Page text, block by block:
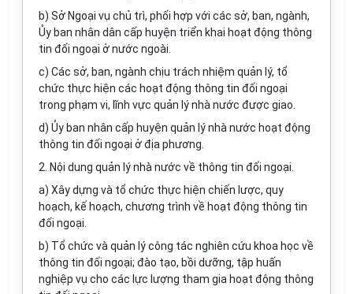
b) Sở Ngoại vụ chủ trì, phối hợp với các sở, ban, ngành,
Ủy ban nhân dân cấp huyện triển khai hoạt động thông
tin đối ngoại ở nước ngoài.
c) Các sở, ban, ngành chịu trách nhiệm quản lý, tổ
chức thực hiện các hoạt động thông tin đối ngoại
trong phạm vi, lĩnh vực quản lýnhà nước được giao.
d) Ủy ban nhân cấp huyện quản lý nhà nước hoạt động
thông tin đối ngoại ở địa phương.
2. Nội dung quản lý nhà nước về thông tin đối ngoại.
a) Xây dựng và tổ chức thực hiện chiến lược, quy
hoạch, kế hoạch, chương trình về hoạt động thông tin
đối ngoại.
b) Tổ chức và quản lý công tác nghiên cứu khoa học về
thông tin đối ngoại; đào tạo, bồi dưỡng, tập huấn
nghiệp vụ cho các lực lượng tham gia hoạt động thông